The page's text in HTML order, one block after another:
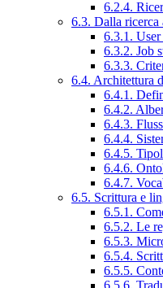
6.2.4.
6.3. Dalla ricerca
6.3.1.
6.3.2. Job
6.3.3.
6.4. Architettura
6.4.1.
6.4.2.
6.4.3.
6.4.4.
6.4.5.
6.4.6.
6.4.7.
6.5. Scrittura e
6.5.1.
6.5.2. Le
6.5.3.
6.5.4.
6.5.5.
6.5.6.